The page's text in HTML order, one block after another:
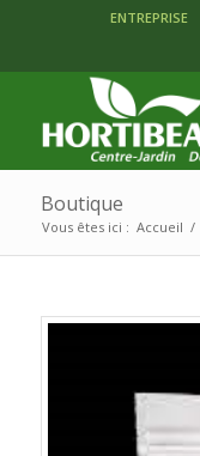
ENTREPRISE
Boutique
Vous êtes ici : Accueil /